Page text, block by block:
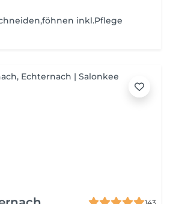
inkl.Pflege